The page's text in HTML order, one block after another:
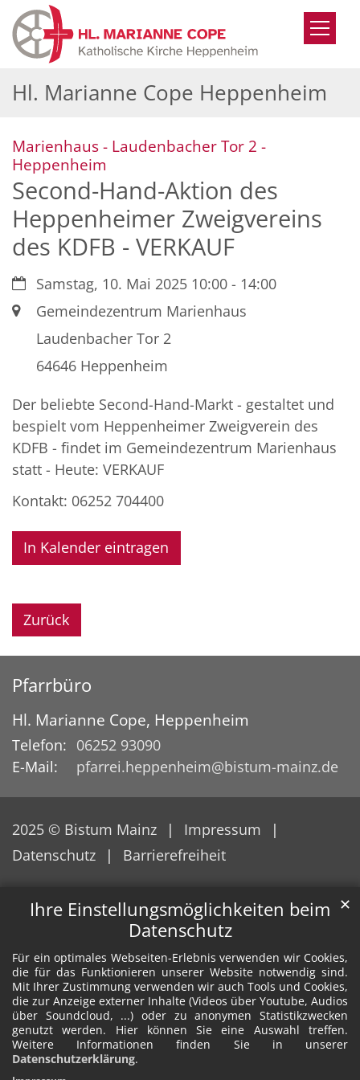
Ihre Einstellungsmöglichkeiten beim
Datenschutz
Für ein optimales Webseiten-Erlebnis verwenden wir Cookies,
die für das Funktionieren unserer Website notwendig sind.
Mit Ihrer Zustimmung verwenden wir auch Tools und Cookies,
die zur Anzeige externer Inhalte (Videos über Youtube, Audios
über Soundcloud, ...) oder zu anonymen Statistikzwecken
genutzt werden. Hier können Sie eine Auswahl treffen.
Weitere Informationen finden Sie in unserer
Datenschutzerklärung.
✕
Zum Inhalt springen
Hl. Marianne Cope Heppenheim
Marienhaus - Laudenbacher Tor 2 -
Heppenheim
Second-Hand-Aktion des
Heppenheimer Zweigvereins
des KDFB - VERKAUF
Datum:Samstag, 10. Mai 2025 10:00 - 14:00
Ort: Gemeindezentrum Marienhaus
Laudenbacher Tor 2
64646 Heppenheim
Der beliebte Second-Hand-Markt - gestaltet und
bespielt vom Heppenheimer Zweigverein des
KDFB - findet im Gemeindezentrum Marienhaus
statt - Heute: VERKAUF
Kontakt: 06252 704400
In Kalender eintragen
Zurück
Pfarrbüro
Hl. Marianne Cope, Heppenheim
Telefon: 06252 93090
E-Mail:
pfarrei.heppenheim@bistum-mainz.de
2025 © Bistum Mainz
Impressum
Datenschutz
Barrierefreiheit